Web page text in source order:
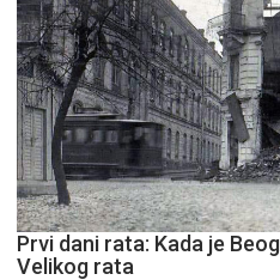
Prvi dani rata: Kada je
Velikog rata